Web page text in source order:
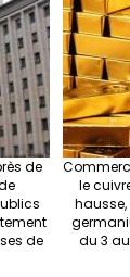
de
de
le
hausse,
du 3